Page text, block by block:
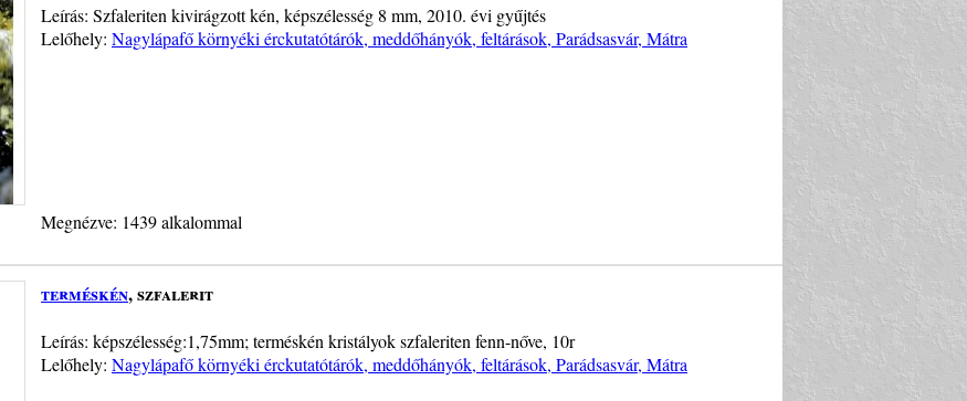
Leírás: Szfaleriten kivirágzott kén, képszélesség 8 mm, 2010. évi gyűjtés
Lelőhely: Nagylápafő környéki érckutatótárók, meddőhányók, feltárások, Parádsasvár, Mátra
Megnézve: 1439 alkalommal
terméskén, szfalerit
Leírás: képszélesség:1,75mm; terméskén kristályok szfaleriten fenn-nőve, 10r
Lelőhely: Nagylápafő környéki érckutatótárók, meddőhányók, feltárások, Parádsasvár, Mátra